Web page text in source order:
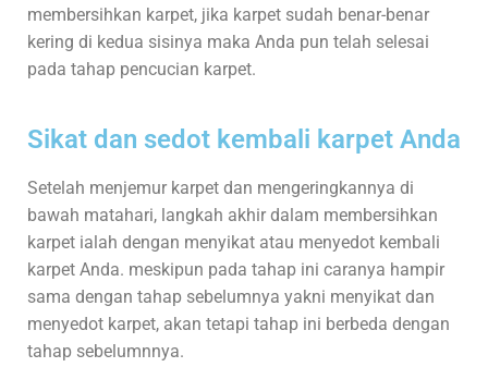
membersihkan karpet, jika karpet sudah benar-benar
kering di kedua sisinya maka Anda pun telah selesai
pada tahap pencucian karpet.
Sikat dan sedot kembali karpet Anda
Setelah menjemur karpet dan mengeringkannya di
bawah matahari, langkah akhir dalam membersihkan
karpet ialah dengan menyikat atau menyedot kembali
karpet Anda. meskipun pada tahap ini caranya hampir
sama dengan tahap sebelumnya yakni menyikat dan
menyedot karpet, akan tetapi tahap ini berbeda dengan
tahap sebelumnnya.